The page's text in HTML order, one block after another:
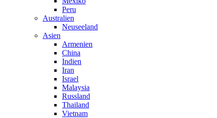
Peru
Australien
Neuseeland
Asien
Armenien
China
Indien
Iran
Israel
Malaysia
Russland
Thailand
Vietnam